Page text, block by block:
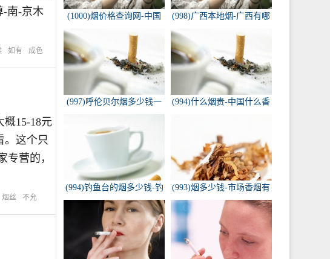
-南-京木
如有 成色
概15-18元
。这个只
专营的，
烟丝
不允
(1000)烟价格查询网-中国
(998)广西本地烟-广西有哪
(997)呼伦贝尔烟多少钱一
包-白色的呼伦贝尔香烟多
少钱一包
(994)什么烟贵-中国什么香
(994)钓鱼台的烟多少钱-钓
鱼台香烟价格有哪几种规
格？
(993)烟多少钱-市场香烟有
几种 各多少钱一包